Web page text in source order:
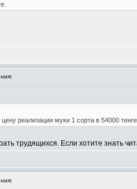
реализации муки 1 сорта в 54000
трудящихся. Если хотите знать